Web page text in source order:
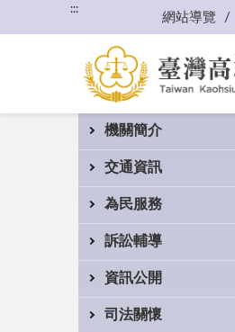
:::
網站導覽
機關簡介
交通資訊
為民服務
訴訟輔導
資訊公開
司法關懷